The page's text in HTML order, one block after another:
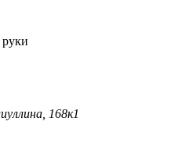
руки
168к1